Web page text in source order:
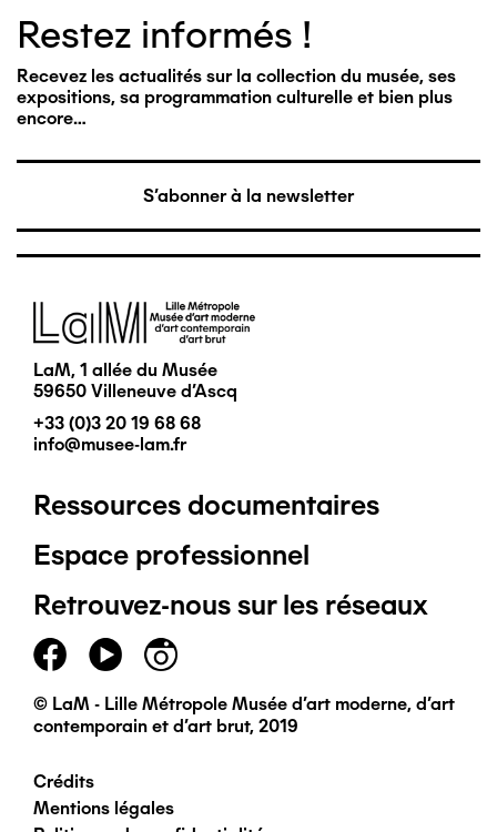
Restez informés !
Recevez les actualités sur la collection du musée, ses
expositions, sa programmation culturelle et bien plus
encore…
S'abonner à la newsletter
Image
LaM, 1 allée du Musée
59650 Villeneuve d'Ascq
+33 (0)3 20 19 68 68
info@musee-lam.fr
Pied
de
page
principal
Ressources documentaires
Espace professionnel
Retrouvez-nous sur les réseaux
© LaM - Lille Métropole Musée d'art moderne, d'art
contemporain et d'art brut, 2019
Pied
Crédits
Mentions légales